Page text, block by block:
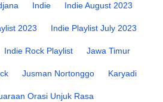
Indie Indie August 2023
2023 Indie Playlist July 2023
Indie Rock Playlist Jawa Timur
Jusman Nortonggo Karyadi
Orasi Unjuk Rasa